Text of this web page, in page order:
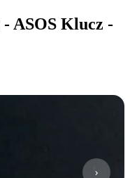
ASOS Klucz -